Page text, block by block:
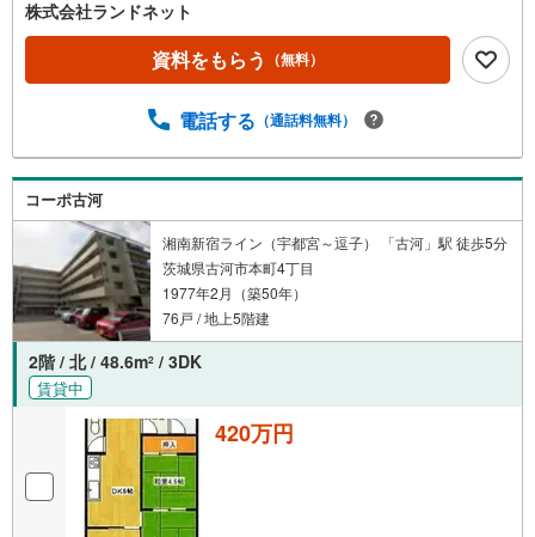
株式会社ランドネット
資料をもらう （無料）
電話する （通話料無料）
コーポ古河
湘南新宿ライン（宇都宮～逗子） 「古河」駅 徒歩5分
茨城県古河市本町4丁目
1977年2月（築50年）
76戸 / 地上5階建
2階 / 北 / 48.6m2 / 3DK
賃貸中
420万円